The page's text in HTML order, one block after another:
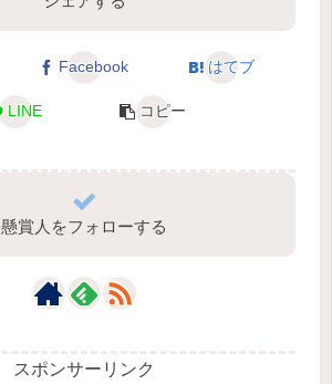
Facebook はてブ
LINE コピー
懸賞人をフォローする
スポンサーリンク